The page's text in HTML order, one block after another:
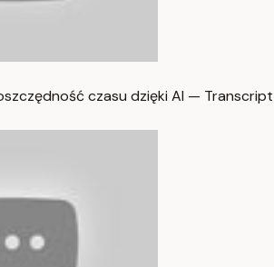
czasu dzięki AI — Transcript